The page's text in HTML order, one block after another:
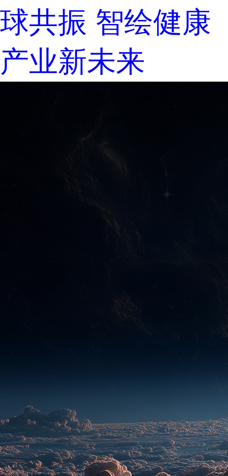
球共振 智绘健康
产业新未来